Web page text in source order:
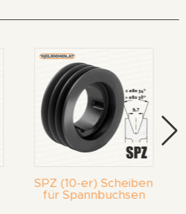
SPZ (10-er) Scheiben
für Spannbuchsen